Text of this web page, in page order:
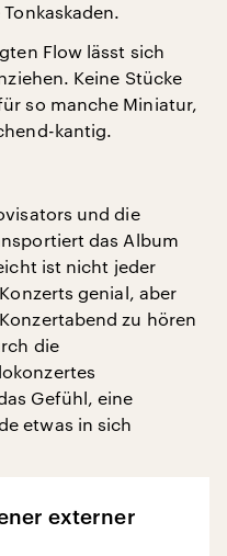
Flow lässt sich
Keine Stücke
so manche Miniatur,
kantig.
und die
das Album
ist nicht jeder
genial, aber
zu hören
die
Gefühl, eine
etwas in sich
externer